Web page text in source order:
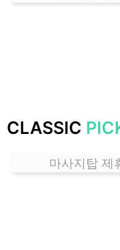
격
위
CLASSIC
마사지탑 제